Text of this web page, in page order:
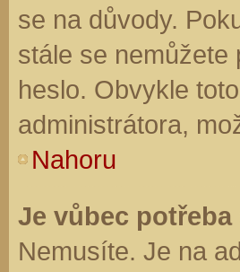
se na důvody.
stále se nemůžete
heslo. Obvykle
administrátora,
Nahoru
Je vůbec
Nemusíte. Je na